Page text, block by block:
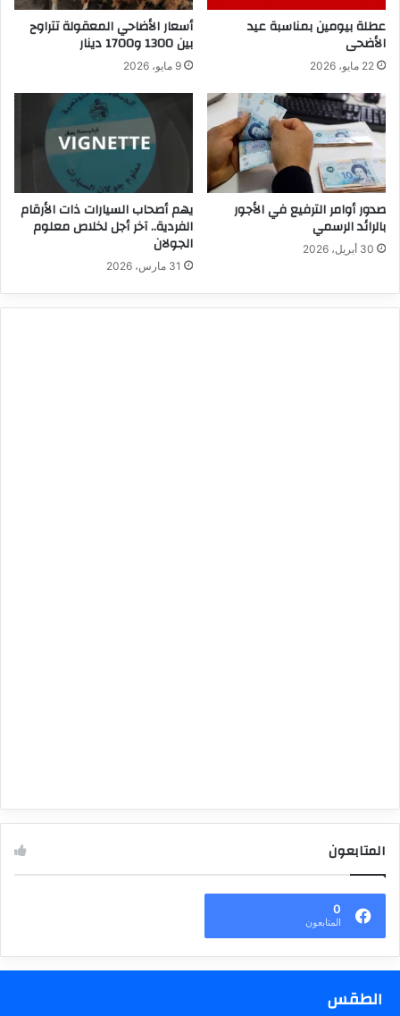
عطلة بيومين بمناسبة عيد
الأضحى
22 مايو، 2026
أسعار الأضاحي المعقولة تتراوح
بين 1300 و1700 دينار
9 مايو، 2026
صدور أوامر الترفيع في الأجور
بالرائد الرسمي
30 أبريل، 2026
يهم أصحاب السيارات ذات الأرقام
الفردية.. آخر أجل لخلاص معلوم
الجولان
31 مارس، 2026
المتابعون
0
المتابعون
الطقس